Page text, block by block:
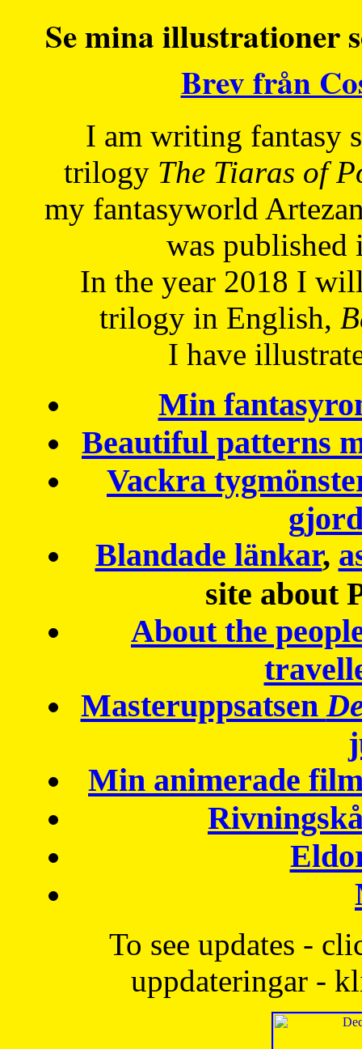
Se mina illustrationer
Brev från
I am writing fantasy
trilogy The Tiaras of
my fantasyworld
was published
In the year 2018 I
trilogy in English,
I have
Min
Beautiful patterns
Vackra
Blandade länkar,
site about
About the
Masteruppsatsen
Min animerade
To see updates -
uppdateringar -